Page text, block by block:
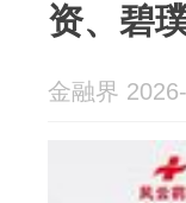
资、碧
金融界